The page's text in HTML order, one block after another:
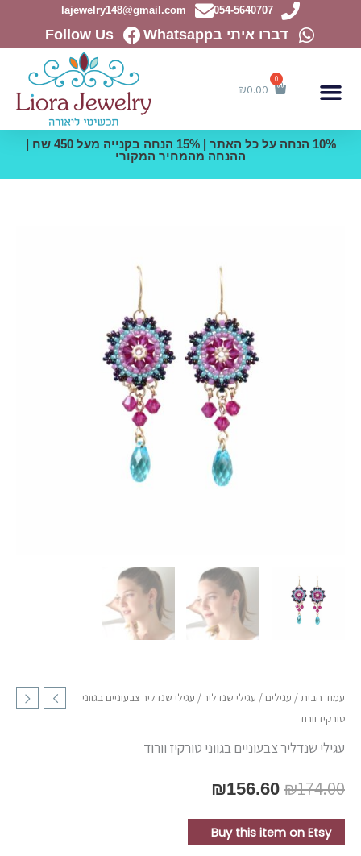
054-5640707
lajewelry148@gmail.com
דברו איתי בWhatsapp Follow Us
₪0.00
10% הנחה על כל האתר | 15% הנחה בקנייה מעל 450 שח |
ההנחה מהמחיר המקורי
עמוד הבית/ עגילים / עגילי שנדליר/ עגילי שנדליר צבעוניים בגווני
טורקיז וורוד
עגילי שנדליר צבעוניים בגווני טורקיז וורוד
₪174.00
₪156.60
Buy this item on Etsy